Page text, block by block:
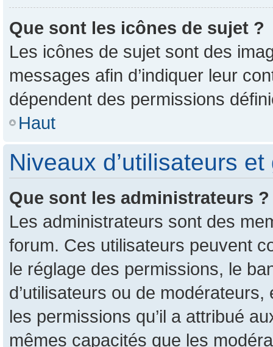
Que sont les icônes de sujet ?
Les icônes de sujet sont des
messages afin d’indiquer leur
dépendent des permissions
Haut
Niveaux d’utilisateurs
Que sont les administrateurs ?
Les administrateurs sont des
forum. Ces utilisateurs peuvent
le réglage des permissions, le
d’utilisateurs ou de
les permissions qu’il a attribué
mêmes capacités que les